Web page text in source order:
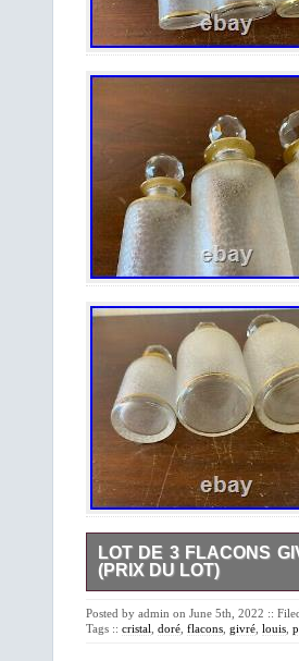
LOT DE 3 FLACONS
(PRIX DU LOT)
marque sur 1. Dimensions :
manque de dorure (usure).
Posted by admin on June 5th, 2022 ::
Tags :: cristal doré flacons givré louis